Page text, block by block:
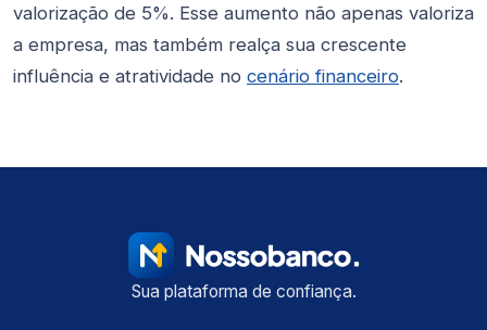
valorização de 5%. Esse aumento não apenas valoriza
a empresa, mas também realça sua crescente
influência e atratividade no cenário financeiro.
Sua plataforma de confiança.